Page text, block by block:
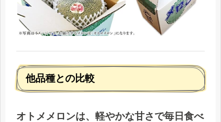
他品種との比較
オトメメロンは、軽やかな甘さで毎日食べ